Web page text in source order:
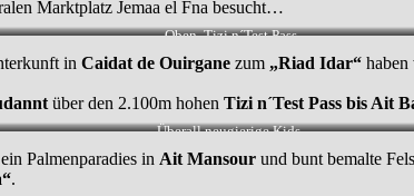
Marktplatz Jemaa el Fna besucht…
Oben. Tizi n´Test Pass
in Caidat de Ouirgane zum „Riad Idar“
über den 2.100m hohen Tizi n´Test Pass bis Ait
Überall neugierige Kids.
Palmenparadies in Ait Mansour und bunt bemalte
.